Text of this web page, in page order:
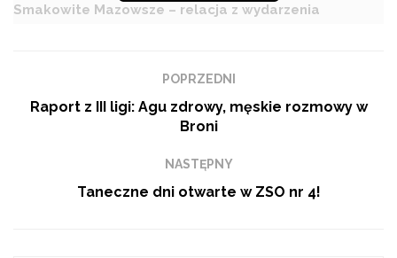
Smakowite Mazowsze – relacja z wydarzenia
Foto: M. Pedryc, R. Sadowski
POPRZEDNI
Raport z III ligi: Agu zdrowy, męskie rozmowy w
Broni
NASTĘPNY
Taneczne dni otwarte w ZSO nr 4!